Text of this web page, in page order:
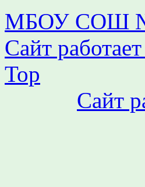
МБОУ СОШ №1
Сайт
Top
Сайт